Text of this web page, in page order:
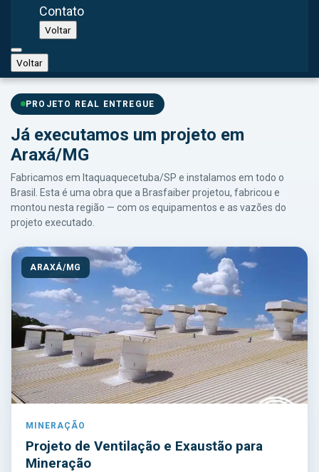
Contato
Voltar
Voltar
Uberlândia, Brasil
PROJETO REAL ENTREGUE
Já executamos um projeto em
Araxá/MG
Fabricamos em Itaquaquecetuba/SP e instalamos em todo o
Brasil. Esta é uma obra que a Brasfaiber projetou, fabricou e
montou nesta região — com os equipamentos e as vazões do
projeto executado.
ARAXÁ/MG
MINERAÇÃO
Projeto de Ventilação e Exaustão para
Mineração